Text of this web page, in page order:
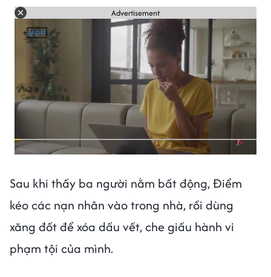
Advertisement
Sau khi thấy ba người nằm bất động, Điểm
kéo các nạn nhân vào trong nhà, rồi dùng
xăng đốt để xóa dấu vết, che giấu hành vi
phạm tội của mình.